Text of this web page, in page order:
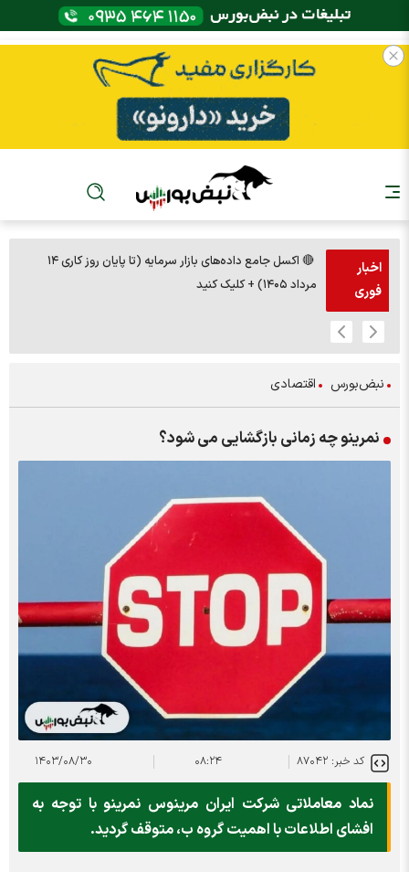
اخبار
فوری
🔴 اکسل جامع داده‌های بازار سرمایه (تا پایان روز کاری ۱۴
مرداد ۱۴۰۵) + کلیک کنید
نبض‌بورس اقتصادی
نمرینو چه زمانی بازگشایی می شود؟
کد خبر: ۸۷۰۴۲ ۰۸:۲۴ ۱۴۰۳/۰۸/۳۰
نماد معاملاتی شرکت ایران مرینوس نمرینو با توجه به
افشای اطلاعات با اهمیت گروه ب، متوقف گردید.